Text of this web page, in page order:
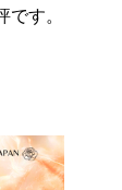
す。